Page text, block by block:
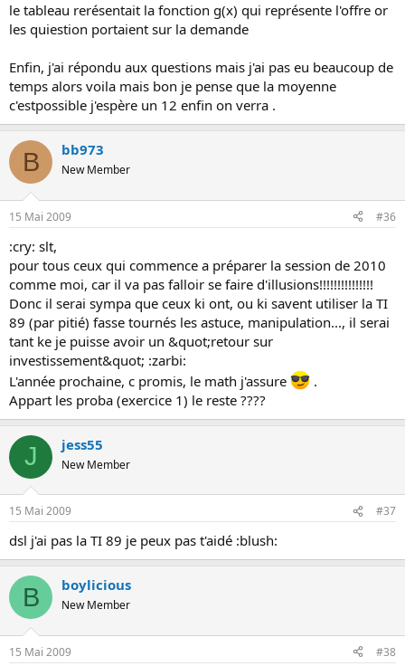
le tableau rerésentait la fonction g(x) qui représente l'offre or
les quiestion portaient sur la demande
Enfin, j'ai répondu aux questions mais j'ai pas eu beaucoup de
temps alors voila mais bon je pense que la moyenne
c'estpossible j'espère un 12 enfin on verra .
B bb973
New Member
15 Mai 2009 #36
:cry: slt,
pour tous ceux qui commence a préparer la session de 2010
comme moi, car il va pas falloir se faire d'illusions!!!!!!!!!!!!!!!
Donc il serai sympa que ceux ki ont, ou ki savent utiliser la TI
89 (par pitié) fasse tournés les astuce, manipulation..., il serai
tant ke je puisse avoir un &quot;retour sur
investissement&quot; :zarbi:
L'année prochaine, c promis, le math j'assure
.
Appart les proba (exercice 1) le reste ????
J jess55
New Member
15 Mai 2009 #37
dsl j'ai pas la TI 89 je peux pas t'aidé :blush:
B boylicious
New Member
15 Mai 2009 #38